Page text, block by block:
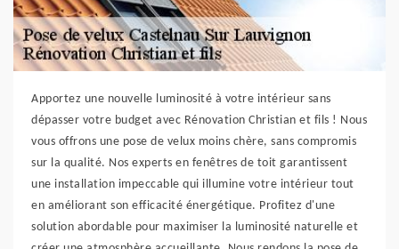
Apportez une nouvelle luminosité à votre intérieur sans
dépasser votre budget avec Rénovation Christian et fils ! Nous
vous offrons une pose de velux moins chère, sans compromis
sur la qualité. Nos experts en fenêtres de toit garantissent
une installation impeccable qui illumine votre intérieur tout
en améliorant son efficacité énergétique. Profitez d'une
solution abordable pour maximiser la luminosité naturelle et